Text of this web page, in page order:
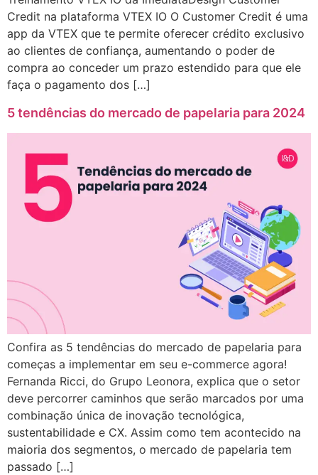
Credit na plataforma VTEX IO O Customer Credit é uma
app da VTEX que te permite oferecer crédito exclusivo
ao clientes de confiança, aumentando o poder de
compra ao conceder um prazo estendido para que ele
faça o pagamento dos […]
5 tendências do mercado de papelaria para 2024
Confira as 5 tendências do mercado de papelaria para
começas a implementar em seu e-commerce agora!
Fernanda Ricci, do Grupo Leonora, explica que o setor
deve percorrer caminhos que serão marcados por uma
combinação única de inovação tecnológica,
sustentabilidade e CX. Assim como tem acontecido na
maioria dos segmentos, o mercado de papelaria tem
passado […]